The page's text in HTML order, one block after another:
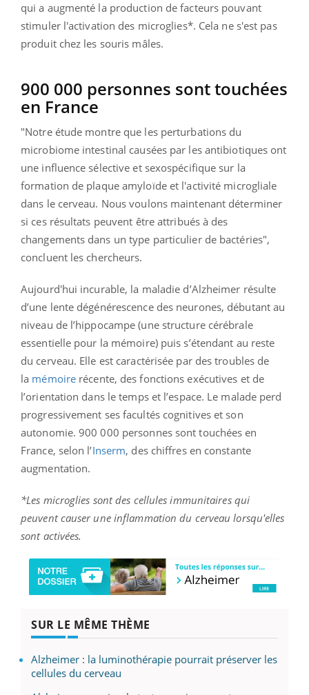
qui a augmenté la production de facteurs pouvant
stimuler l'activation des microglies*. Cela ne s'est pas
produit chez les souris mâles.
900 000 personnes sont touchées
en France
"Notre étude montre que les perturbations du
microbiome intestinal causées par les antibiotiques ont
une influence sélective et sexospécifique sur la
formation de plaque amyloïde et l'activité microgliale
dans le cerveau. Nous voulons maintenant déterminer
si ces résultats peuvent être attribués à des
changements dans un type particulier de bactéries",
concluent les chercheurs.
Aujourd'hui incurable, la maladie d’Alzheimer résulte
d’une lente dégénérescence des neurones, débutant au
niveau de l’hippocampe (une structure cérébrale
essentielle pour la mémoire) puis s’étendant au reste
du cerveau. Elle est caractérisée par des troubles de
la mémoire récente, des fonctions exécutives et de
l’orientation dans le temps et l’espace. Le malade perd
progressivement ses facultés cognitives et son
autonomie. 900 000 personnes sont touchées en
France, selon l’Inserm, des chiffres en constante
augmentation.
*Les microglies sont des cellules immunitaires qui
peuvent causer une inflammation du cerveau lorsqu'elles
sont activées.
SUR LE MÊME THÈME
Alzheimer : la luminothérapie pourrait préserver les
cellules du cerveau